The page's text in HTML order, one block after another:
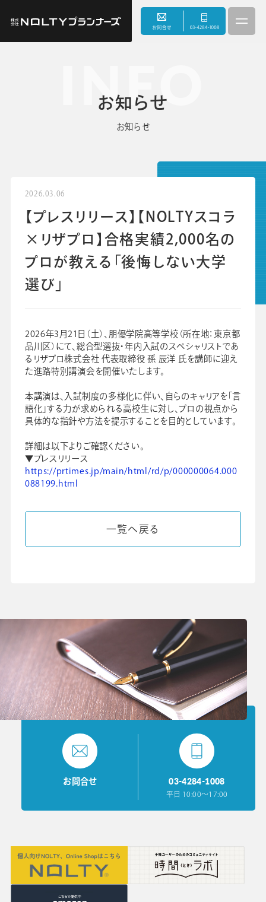
会社情報
お知らせ
採用情報
ビジネスツール事業 学校向け人材育成事業
INFO
お知らせ
お知らせ
2026.03.06
【プレスリリース】【NOLTYスコラ
×リザプロ】合格実績2,000名の
プロが教える「後悔しない大学
選び」
2026年3月21日（土）、朋優学院高等学校（所在地：東京都
品川区）にて、総合型選抜・年内入試のスペシャリストであ
るリザプロ株式会社 代表取締役 孫 辰洋 氏を講師に迎え
た進路特別講演会を開催いたします。
本講演は、入試制度の多様化に伴い、自らのキャリアを「言
語化」する力が求められる高校生に対し、プロの視点から
具体的な指針や方法を提示することを目的としています。
詳細は以下よりご確認ください。
▼プレスリリース
https://prtimes.jp/main/html/rd/p/000000064.000
088199.html
一覧へ戻る
お問合せ 03-4284-1008
平日 10:00〜17:00